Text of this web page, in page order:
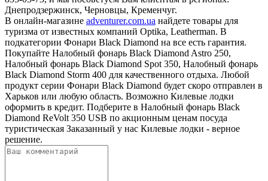
Днепродзержинск, Черновцы, Кременчуг.
В онлайн-магазине adventurer.com.ua найдете товары для
туризма от известных компаний Optika, Leatherman. В
подкатегории Фонари Black Diamond на все есть гарантия.
Покупайте Налобный фонарь Black Diamond Astro 250,
Налобный фонарь Black Diamond Spot 350, Налобный фонарь
Black Diamond Storm 400 для качественного отдыха. Любой
продукт серии Фонари Black Diamond будет скоро отправлен в
Харьков или любую область. Возможно Килевые лодки
оформить в кредит. Подберите в Налобный фонарь Black
Diamond ReVolt 350 USB по акционным ценам посуда
туристическая Заказанный у нас Килевые лодки - верное
решение.